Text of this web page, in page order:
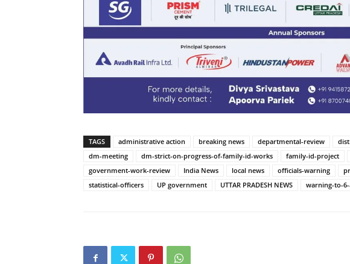
TAGS administrative action breaking news departmental-review
dm-meeting
dm-strict-on-progress-of-family-id-works family-id-project
government-work-review
India News local news officials-warning
statistical-officers
UP government UTTAR PRADESH NEWS warning-to-